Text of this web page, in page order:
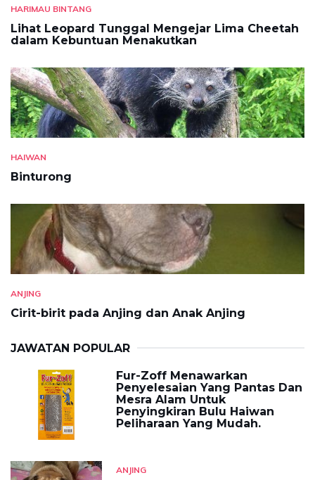
HARIMAU BINTANG
Lihat Leopard Tunggal Mengejar Lima Cheetah
dalam Kebuntuan Menakutkan
HAIWAN
Binturong
ANJING
Cirit-birit pada Anjing dan Anak Anjing
JAWATAN POPULAR
Fur-Zoff Menawarkan
Penyelesaian Yang Pantas Dan
Mesra Alam Untuk
Penyingkiran Bulu Haiwan
Peliharaan Yang Mudah.
ANJING